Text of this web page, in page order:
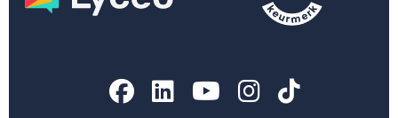
Facebook
LinkedIn
YouTube
Instagram
TikTok